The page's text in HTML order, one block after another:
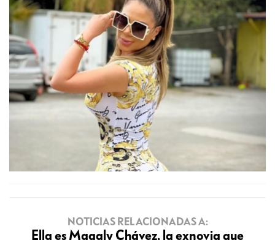
NOTICIAS RELACIONADAS A:
Ella es Magaly Chávez, la exnovia que